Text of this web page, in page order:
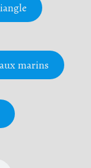
marins